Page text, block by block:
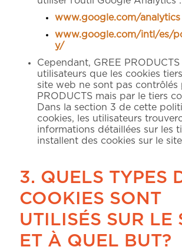
www.google.com/analytics
www.google.com/intl/es/
y/
Cependant, GREE
utilisateurs que les cookies
site web ne sont pas contrôlés
PRODUCTS mais par le tiers
Dans la section 3 de cette
cookies, les utilisateurs
informations détaillées sur les
installent des cookies sur le
3. QUELS TYPES
COOKIES SONT
UTILISÉS SUR LE
ET À QUEL BUT?